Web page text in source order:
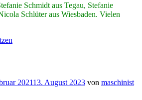
Schmidt aus Tegau, Stefanie
Schlüter aus Wiesbaden. Vielen
202113. August 2023 von maschinist